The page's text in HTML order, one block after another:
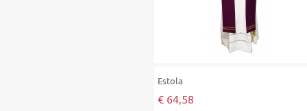
Estola
€ 64,58